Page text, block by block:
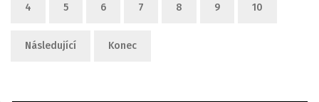
4 5 6 7 8 9 10
Následující Konec